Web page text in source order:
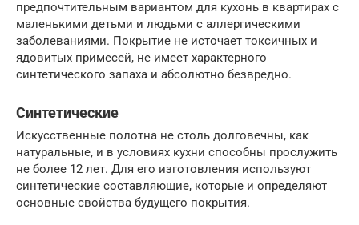
предпочтительным вариантом для кухонь в квартирах с
маленькими детьми и людьми с аллергическими
заболеваниями. Покрытие не источает токсичных и
ядовитых примесей, не имеет характерного
синтетического запаха и абсолютно безвредно.
Синтетические
Искусственные полотна не столь долговечны, как
натуральные, и в условиях кухни способны прослужить
не более 12 лет. Для его изготовления используют
синтетические составляющие, которые и определяют
основные свойства будущего покрытия.